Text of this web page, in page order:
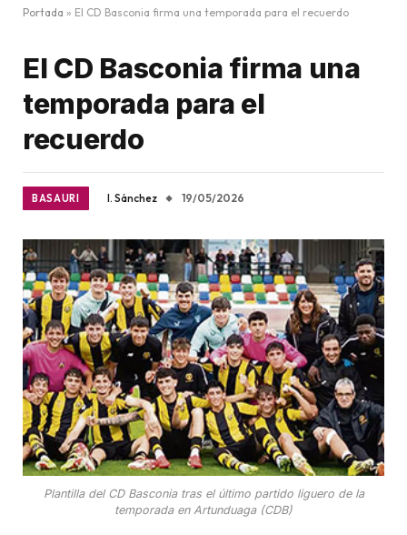
Portada » El CD Basconia firma una temporada para el recuerdo
El CD Basconia firma una
temporada para el
recuerdo
BASAURI I. Sánchez 19/05/2026
Plantilla del CD Basconia tras el último partido liguero de la
temporada en Artunduaga (CDB)